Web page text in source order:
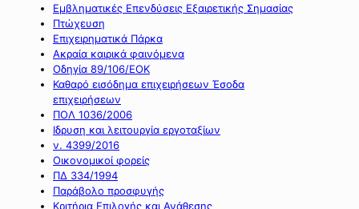
Εμβληματικές Επενδύσεις Εξαιρετικής Σημασίας
Πτώχευση
Επιχειρηματικά Πάρκα
Ακραία καιρικά φαινόμενα
Οδηγία 89/106/ΕΟΚ
Καθαρό εισόδημα επιχειρήσεων Έσοδα
επιχειρήσεων
ΠΟΛ 1036/2006
Ιδρυση και λειτουργία εργοταξίων
ν. 4399/2016
Οικονομικοί φορείς
ΠΔ 334/1994
Παράβολο προσφυγής
Κριτήρια Επιλογής και Ανάθεσης